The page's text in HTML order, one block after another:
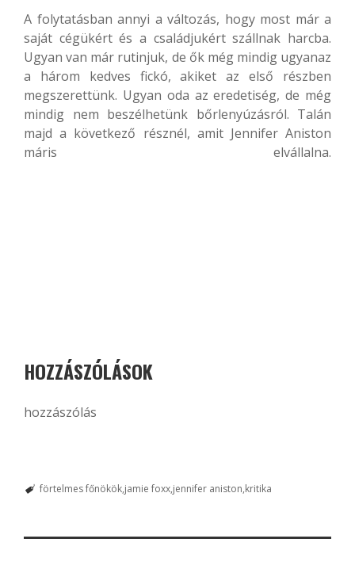
A folytatásban annyi a változás, hogy most már a
saját cégükért és a családjukért szállnak harcba.
Ugyan van már rutinjuk, de ők még mindig ugyanaz
a három kedves fickó, akiket az első részben
megszerettünk. Ugyan oda az eredetiség, de még
mindig nem beszélhetünk bőrlenyúzásról. Talán
majd a következő résznél, amit Jennifer Aniston
máris elvállalna.
HOZZÁSZÓLÁSOK
hozzászólás
förtelmes főnökök jamie foxx jennifer aniston kritika